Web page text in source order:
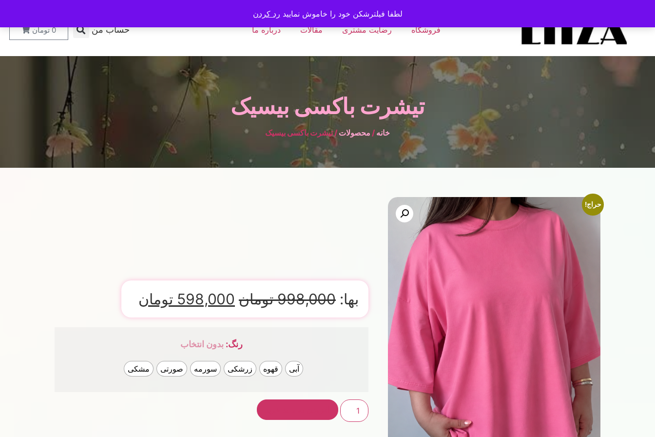
فروشگاه رضایت مشتری مقالات درباره ما حساب من 0 تومان
تیشرت باکسی بیسیک
خانه / محصولات / تیشرت باکسی بیسیک
حراج!
بها: 998,000 تومان 598,000 تومان
رنگ: بدون انتخاب
آبی قهوه زرشکی سورمه صورتی مشکی
لطفا فیلترشکن خود را خاموش نمایید رد کردن